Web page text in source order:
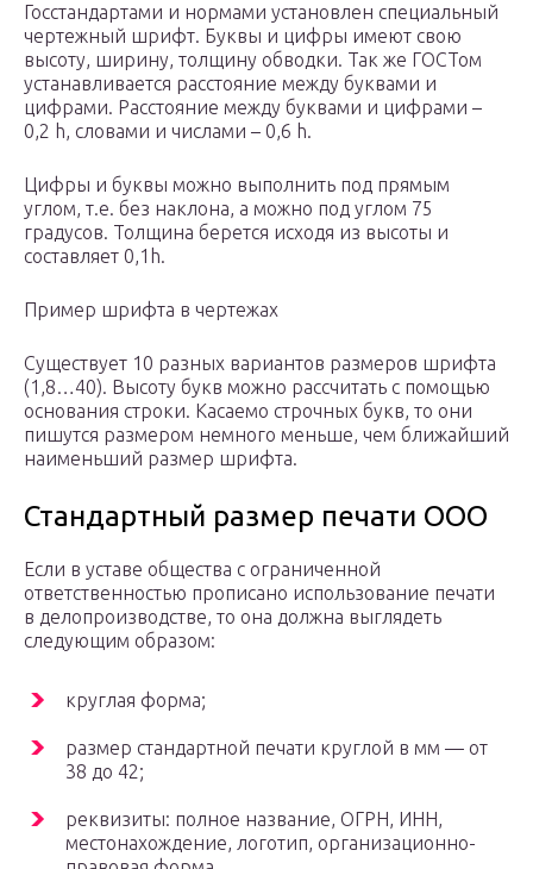
Госстандартами и нормами установлен специальный
чертежный шрифт. Буквы и цифры имеют свою
высоту, ширину, толщину обводки. Так же ГОСТом
устанавливается расстояние между буквами и
цифрами. Расстояние между буквами и цифрами –
0,2 h, словами и числами – 0,6 h.
Цифры и буквы можно выполнить под прямым
углом, т.е. без наклона, а можно под углом 75
градусов. Толщина берется исходя из высоты и
составляет 0,1h.
Пример шрифта в чертежах
Существует 10 разных вариантов размеров шрифта
(1,8…40). Высоту букв можно рассчитать с помощью
основания строки. Касаемо строчных букв, то они
пишутся размером немного меньше, чем ближайший
наименьший размер шрифта.
Стандартный размер печати ООО
Если в уставе общества с ограниченной
ответственностью прописано использование печати
в делопроизводстве, то она должна выглядеть
следующим образом:
круглая форма;
размер стандартной печати круглой в мм — от
38 до 42;
реквизиты: полное название, ОГРН, ИНН,
местонахождение, логотип, организационно-